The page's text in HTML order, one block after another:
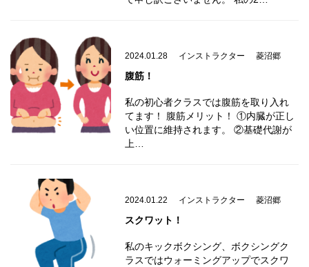
2024.01.28 インストラクター 菱沼郷
腹筋！
私の初心者クラスでは腹筋を取り入れ
てます！ 腹筋メリット！ ①内臓が正し
い位置に維持されます。 ②基礎代謝が
上…
2024.01.22 インストラクター 菱沼郷
スクワット！
私のキックボクシング、ボクシングク
ラスではウォーミングアップでスクワ